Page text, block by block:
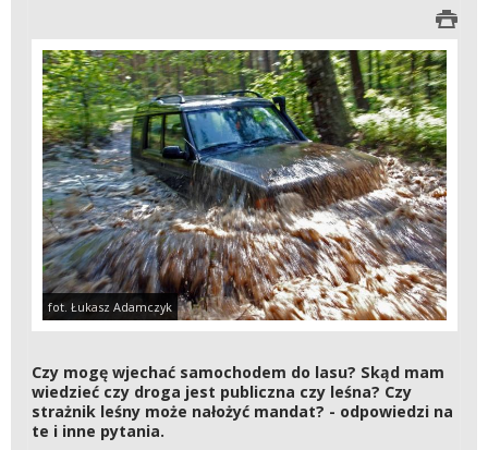
fot. Łukasz Adamczyk
Czy mogę wjechać samochodem do lasu? Skąd mam
wiedzieć czy droga jest publiczna czy leśna? Czy
strażnik leśny może nałożyć mandat? - odpowiedzi na
te i inne pytania.